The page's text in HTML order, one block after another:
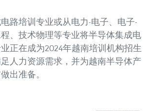
路培训专业或从电力-电子、电子-
、技术物理等专业将半导体集成电
正在成为2024年越南培训机构招生
人力资源需求，并为越南半导体产
出准备。